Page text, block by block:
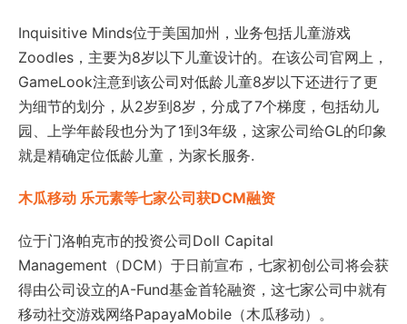
Inquisitive Minds位于美国加州，业务包括儿童游戏
Zoodles，主要为8岁以下儿童设计的。在该公司官网上，
GameLook注意到该公司对低龄儿童8岁以下还进行了更
为细节的划分，从2岁到8岁，分成了7个梯度，包括幼儿
园、上学年龄段也分为了1到3年级，这家公司给GL的印象
就是精确定位低龄儿童，为家长服务.
木瓜移动 乐元素等七家公司获DCM融资
位于门洛帕克市的投资公司Doll Capital
Management（DCM）于日前宣布，七家初创公司将会获
得由公司设立的A-Fund基金首轮融资，这七家公司中就有
移动社交游戏网络PapayaMobile（木瓜移动）。